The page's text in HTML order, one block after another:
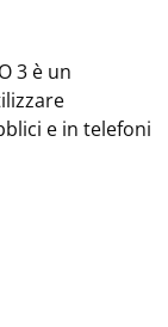
3 è un
e in telefoni